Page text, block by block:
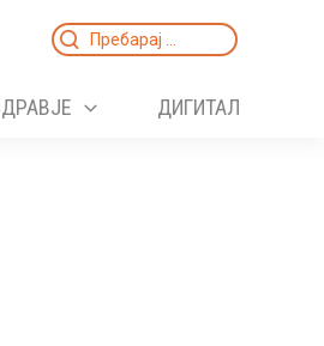
Search
ДИГИТАЛ